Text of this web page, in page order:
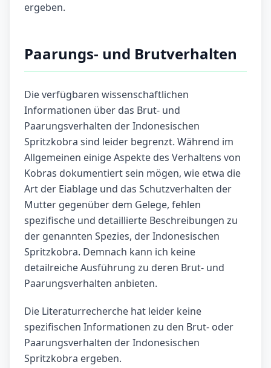
ergeben.
Paarungs- und Brutverhalten
Die verfügbaren wissenschaftlichen
Informationen über das Brut- und
Paarungsverhalten der Indonesischen
Spritzkobra sind leider begrenzt. Während im
Allgemeinen einige Aspekte des Verhaltens von
Kobras dokumentiert sein mögen, wie etwa die
Art der Eiablage und das Schutzverhalten der
Mutter gegenüber dem Gelege, fehlen
spezifische und detaillierte Beschreibungen zu
der genannten Spezies, der Indonesischen
Spritzkobra. Demnach kann ich keine
detailreiche Ausführung zu deren Brut- und
Paarungsverhalten anbieten.
Die Literaturrecherche hat leider keine
spezifischen Informationen zu den Brut- oder
Paarungsverhalten der Indonesischen
Spritzkobra ergeben.